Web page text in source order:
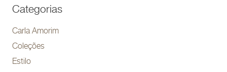
Categorias
Carla Amorim
Coleções
Estilo